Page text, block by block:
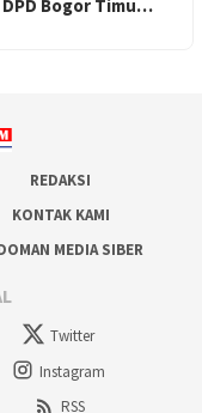
Bogor Timu…
REDAKSI
KONTAK KAMI
MEDIA SIBER
Twitter
Instagram
RSS